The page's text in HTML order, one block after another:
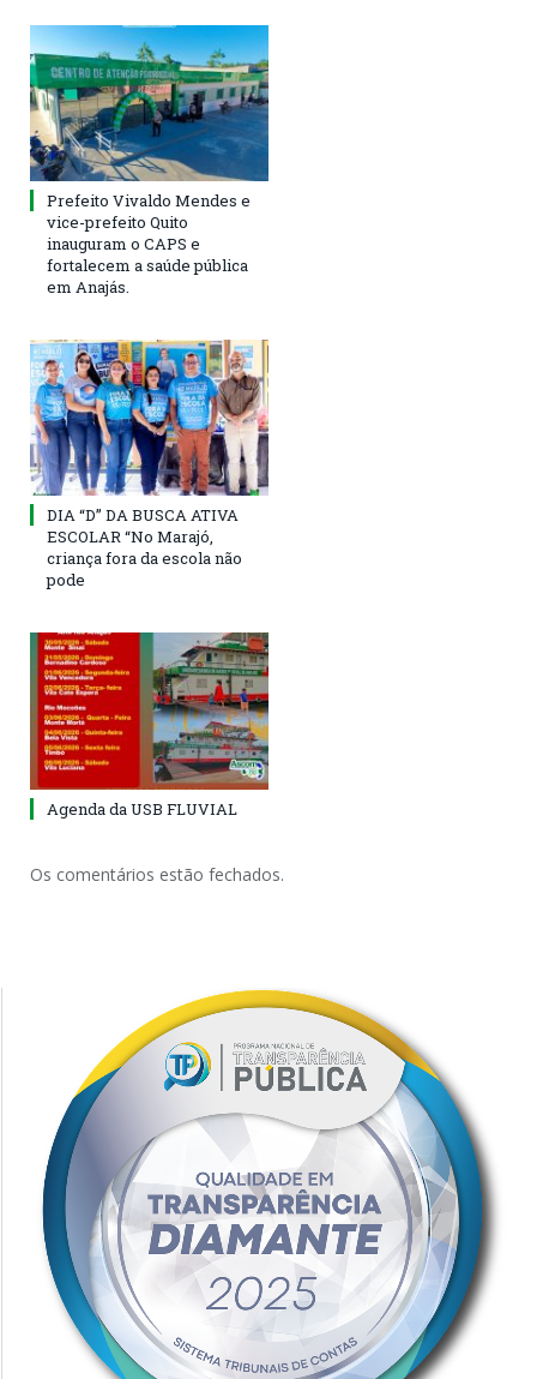
Prefeito Vivaldo Mendes e
vice-prefeito Quito
inauguram o CAPS e
fortalecem a saúde pública
em Anajás.
DIA “D” DA BUSCA ATIVA
ESCOLAR “No Marajó,
criança fora da escola não
pode
Agenda da USB FLUVIAL
Os comentários estão fechados.